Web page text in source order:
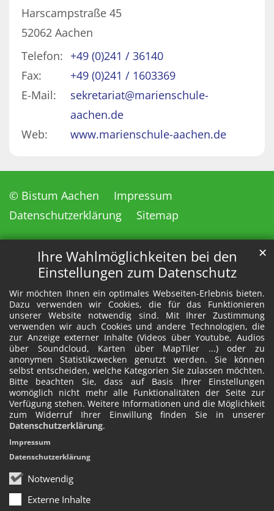
Ihre Wahlmöglichkeiten bei den
Einstellungen zum Datenschutz
Wir möchten Ihnen ein optimales Webseiten-Erlebnis bieten.
Dazu verwenden wir Cookies, die für das Funktionieren
unserer Website notwendig sind. Mit Ihrer Zustimmung
verwenden wir auch Cookies und andere Technologien, die
zur Anzeige externer Inhalte (Videos über Youtube, Audios
über Soundcloud, Karten über MapTiler ...) oder zu
anonymen Statistikzwecken genutzt werden. Sie können
selbst entscheiden, welche Kategorien Sie zulassen möchten.
Bitte beachten Sie, dass auf Basis Ihrer Einstellungen
womöglich nicht mehr alle Funktionalitäten der Seite zur
Verfügung stehen. Weitere Informationen und die Möglichkeit
zum Widerruf Ihrer Einwillung finden Sie in unserer
Datenschutzerklärung.
Notwendig
Externe Inhalte
✕
Impressum
Datenschutzerklärung
Harscampstraße 45
52062 Aachen
Telefon: +49 (0)241 / 36140
Fax:
+49 (0)241 / 1603369
E-Mail:
sekretariat@marienschule-
aachen.de
Web:
www.marienschule-aachen.de
© Bistum Aachen
Impressum
Datenschutzerklärung
Sitemap